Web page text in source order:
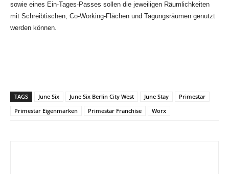
sowie eines Ein-Tages-Passes sollen die jeweiligen Räumlichkeiten
mit Schreibtischen, Co-Working-Flächen und Tagungsräumen genutzt
werden können.
TAGS June Six June Six Berlin City West June Stay
Primestar
Primestar Eigenmarken
Primestar Franchise Worx